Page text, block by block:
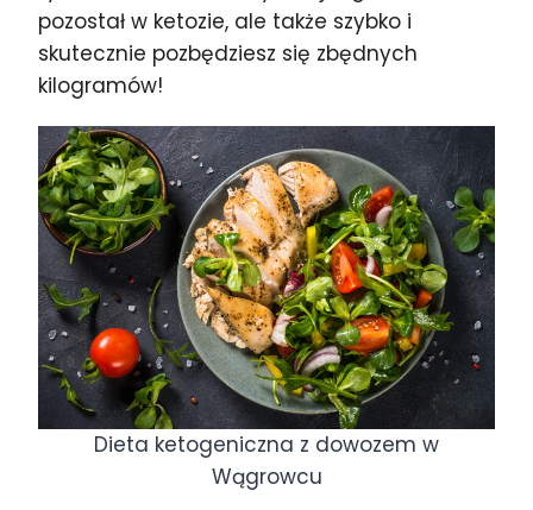
pozostał w ketozie, ale także szybko i
skutecznie pozbędziesz się zbędnych
kilogramów!
Dieta ketogeniczna z dowozem w
Wągrowcu